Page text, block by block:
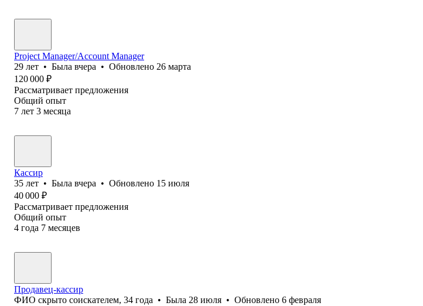
Project Manager/Account Manager
29 лет • Была вчера • Обновлено 26 марта
120 000 ₽
Рассматривает предложения
Общий опыт
7 лет 3 месяца
Кассир
35 лет • Была вчера • Обновлено 15 июля
40 000 ₽
Рассматривает предложения
Общий опыт
4 года 7 месяцев
Продавец-кассир
ФИО скрыто соискателем, 34 года • Была 28 июля • Обновлено 6 февраля